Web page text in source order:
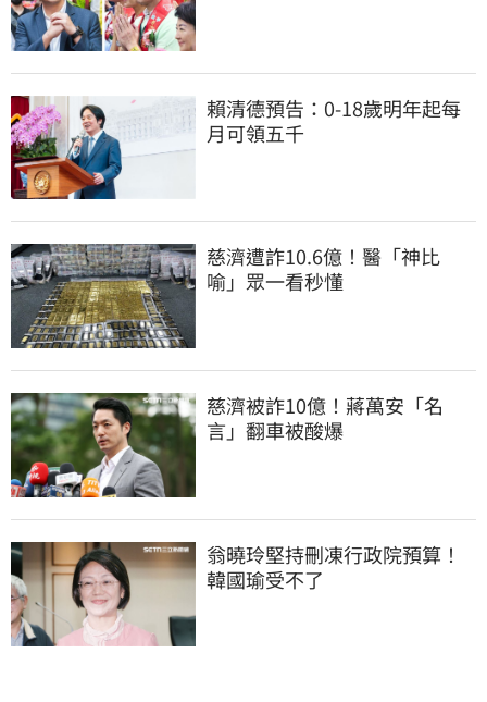
賴清德預告：0-18歲明年起每
月可領五千
慈濟遭詐10.6億！醫「神比
喻」眾一看秒懂
慈濟被詐10億！蔣萬安「名
言」翻車被酸爆
翁曉玲堅持刪凍行政院預算！
韓國瑜受不了